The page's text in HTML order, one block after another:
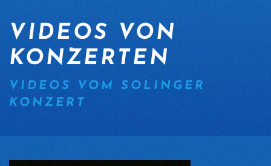
VIDEOS VON
KONZERTEN
VIDEOS VOM SOLINGER
KONZERT